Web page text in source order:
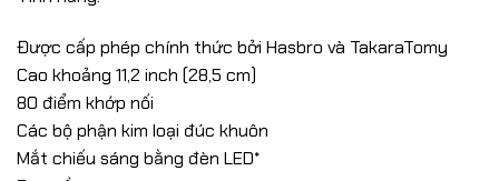
Được cấp phép chính thức bởi Hasbro và TakaraTomy
Cao khoảng 11,2 inch (28,5 cm)
80 điểm khớp nối
Các bộ phận kim loại đúc khuôn
Mắt chiếu sáng bằng đèn LED*